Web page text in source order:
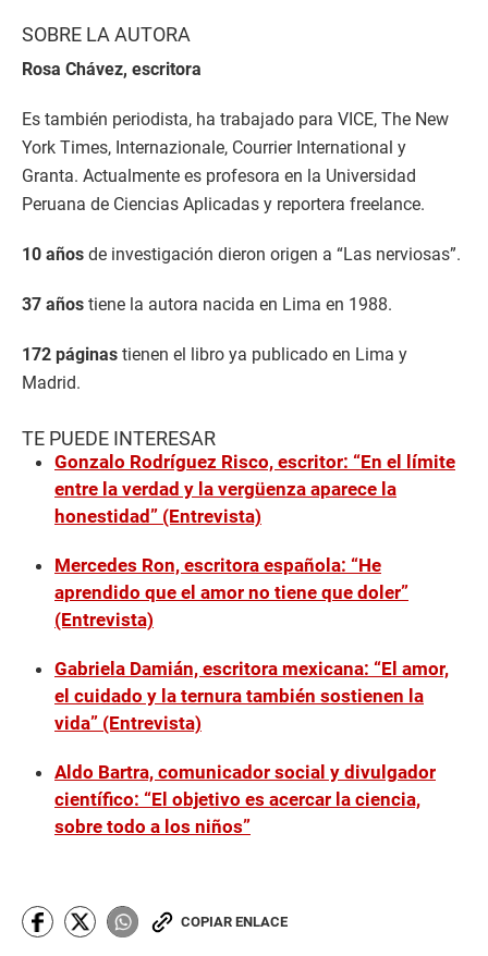
SOBRE LA AUTORA
Rosa Chávez, escritora
Es también periodista, ha trabajado para VICE, The New
York Times, Internazionale, Courrier International y
Granta. Actualmente es profesora en la Universidad
Peruana de Ciencias Aplicadas y reportera freelance.
10 años de investigación dieron origen a “Las nerviosas”.
37 años tiene la autora nacida en Lima en 1988.
172 páginas tienen el libro ya publicado en Lima y
Madrid.
TE PUEDE INTERESAR
Gonzalo Rodríguez Risco, escritor: “En el límite
entre la verdad y la vergüenza aparece la
honestidad” (Entrevista)
Mercedes Ron, escritora española: “He
aprendido que el amor no tiene que doler”
(Entrevista)
Gabriela Damián, escritora mexicana: “El amor,
el cuidado y la ternura también sostienen la
vida” (Entrevista)
Aldo Bartra, comunicador social y divulgador
científico: “El objetivo es acercar la ciencia,
sobre todo a los niños”
COPIAR ENLACE